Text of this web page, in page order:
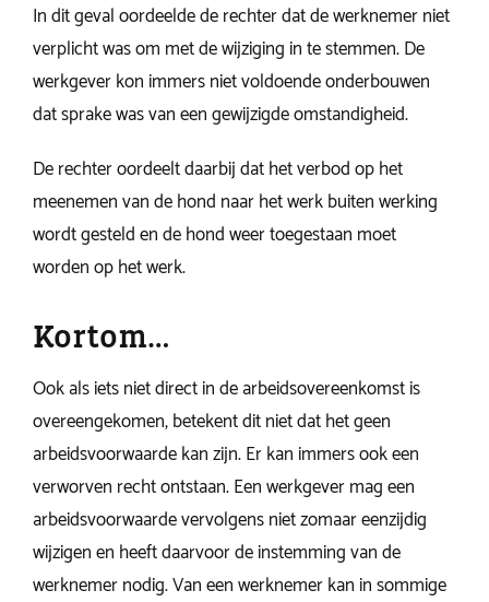
In dit geval oordeelde de rechter dat de werknemer niet
verplicht was om met de wijziging in te stemmen. De
werkgever kon immers niet voldoende onderbouwen
dat sprake was van een gewijzigde omstandigheid.
De rechter oordeelt daarbij dat het verbod op het
meenemen van de hond naar het werk buiten werking
wordt gesteld en de hond weer toegestaan moet
worden op het werk.
Kortom…
Ook als iets niet direct in de arbeidsovereenkomst is
overeengekomen, betekent dit niet dat het geen
arbeidsvoorwaarde kan zijn. Er kan immers ook een
verworven recht ontstaan. Een werkgever mag een
arbeidsvoorwaarde vervolgens niet zomaar eenzijdig
wijzigen en heeft daarvoor de instemming van de
werknemer nodig. Van een werknemer kan in sommige